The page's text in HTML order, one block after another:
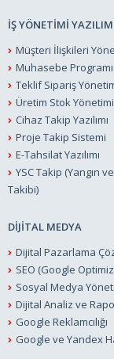
İŞ YÖNETİMİ
Müşteri İlişkileri
Muhasebe Programı
Teklif Sipariş
Üretim Stok Yönetimi
Cihaz Takip Yazılımı
Proje Takip Sistemi
E-Tahsilat Yazılımı
YSC Takip (Yangın
Takibi)
DİJİTAL MEDYA
Dijital Pazarlama
SEO (Google
Sosyal Medya
Dijital Analiz ve
Google Reklamcılığı
Google ve Yandex